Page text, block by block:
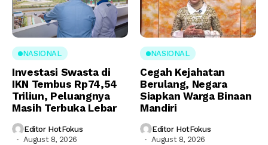
NASIONAL
Investasi Swasta di
IKN Tembus Rp74,54
Triliun, Peluangnya
Masih Terbuka Lebar
Editor HotFokus
August 8, 2026
NASIONAL
Cegah Kejahatan
Berulang, Negara
Siapkan Warga Binaan
Mandiri
Editor HotFokus
August 8, 2026